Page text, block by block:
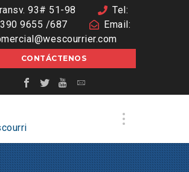
93# 51-98
Tel:
9655 /687
Email:
CONTÁCTENOS